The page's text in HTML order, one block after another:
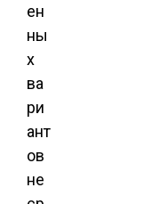
ен
ны
х
ва
ри
ант
ов
не